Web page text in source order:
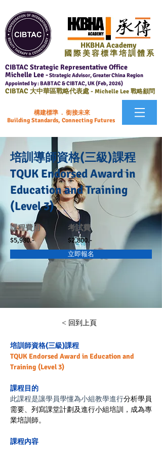
HKBHA Academy
國 際 美 容 標 準 培 訓 體 系
CIBTAC Strategic Representative Office
Michelle Lee -Strategic Advisor, Greater China Region
Appointed by : BABTAC & CIBTAC, UK (Feb, 2026)
CIBTAC大中華區戰略代表處 - Michelle Lee 戰略顧問
構建標準 . 銜接未來
Building Standards, Connecting Futures
培訓導師資格(三級)課程
TQUK Endorsed Award in
Education and Training
(Level 3)
課程費用
$5,980.-
考試費
$2,800.-
立即報名
< 回到上頁
培訓師資格(三級)課程
TQUK Endorsed Award in Education and
Training (Level 3)
課程目的
此課程是讓學員學懂為小組教學進行分析學員
需要、列寫課堂計劃 及進行小組培訓 ，成為專
業培訓師。
課程內容